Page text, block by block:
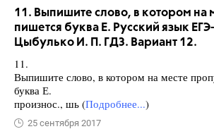
11. Выпишите слово, в котором на
пишется буква Е. Русский язык
Цыбулько И. П. ГДЗ. Вариант 12.
11.
Выпишите слово, в котором на месте
буква Е.
произнос., шь (Подробнее...)
25 сентября 2017